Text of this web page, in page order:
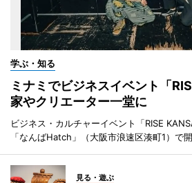
学ぶ・知る
ミナミでビジネスイベント「
家やクリエーター一堂に
ビジネス・カルチャーイベント「RISE
「なんばHatch」（大阪市浪速区湊町1）で開
見る・遊ぶ